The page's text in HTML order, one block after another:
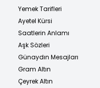
Yemek Tarifleri
Ayetel Kürsi
Saatlerin Anlamı
Aşk Sözleri
Günaydın Mesajları
Gram Altın
Çeyrek Altın